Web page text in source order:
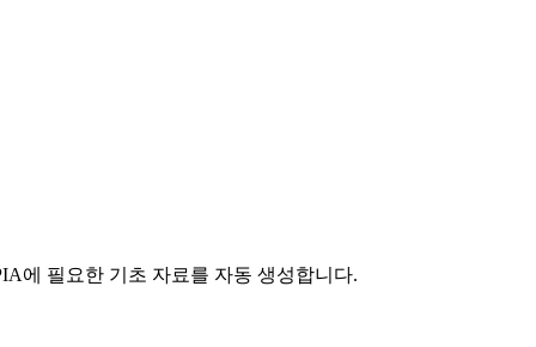
에 필요한 기초 자료를 자동 생성합니다.